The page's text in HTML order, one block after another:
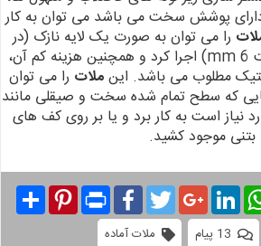
پوشش سخت می باشد می توان به کار
را می توان به صورت یک لایه نازک (در
شرایط خاص به ضخامت 6 mm) اجرا کرد و همچنین هزینه کم آن،
مطلوب می باشد. اینملات را می توان
که سطح تمام شده سخت و صیقلی مانند
نیاز است به کار برد و یا بر روی کف های
بتنی موجود کشید.
SharePinterest Print
FacebookTwitterGoogle+LinkedIn
13 پیام ملات آماده